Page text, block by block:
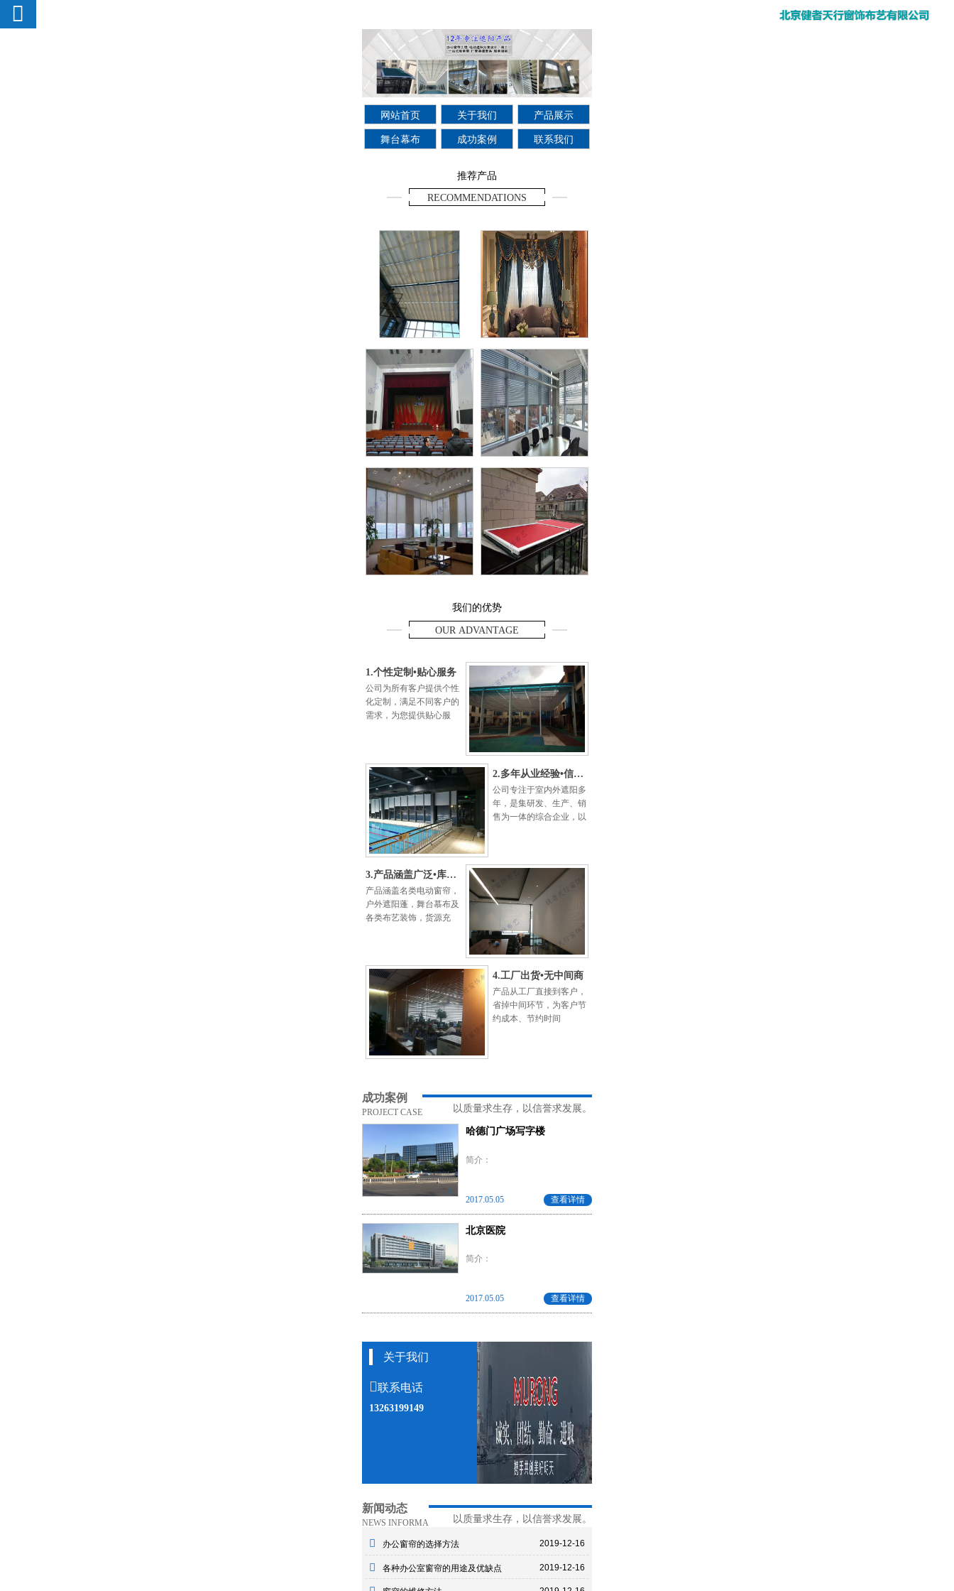
网站首页 关于我们 产品展示
舞台幕布 成功案例 联系我们
推荐产品
RECOMMENDATIONS
FCS
礼堂幕布
电动阳光卷帘
我们的优势
OUR ADVANTAGE
1.个性定制•贴心服务
公司为所有客户提供个性
化定制，满足不同客户的
需求，为您提供贴心服
2.多年从业经验•信誉第一
公司专注于室内外遮阳多
年，是集研发、生产、销
售为一体的综合企业，以
3.产品涵盖广泛•库存充足
产品涵盖名类电动窗帘，
户外遮阳蓬，舞台慕布及
各类布艺装饰，货源充
4.工厂出货•无中间商
产品从工厂直接到客户，
省掉中间环节，为客户节
约成本、节约时间
成功案例
PROJECT CASE
以质量求生存，以信誉求发展。
哈德门广场写字楼
简介：
2017.05.05 查看详情
北京医院
简介：
2017.05.05 查看详情
关于我们
联系电话
13263199149
新闻动态
NEWS INFORMA 以质量求生存，以信誉求发展。
办公窗帘的选择方法 2019-12-16
各种办公室窗帘的用途及优缺点 2019-12-16